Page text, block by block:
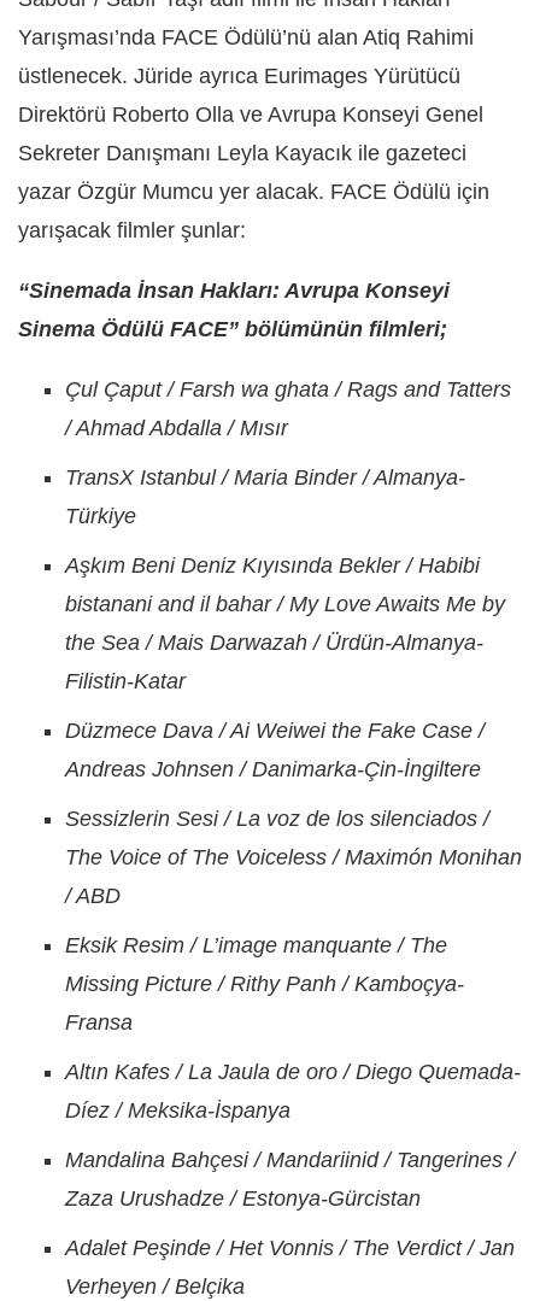
Yarışması’nda FACE Ödülü’nü alan Atiq Rahimi
üstlenecek. Jüride ayrıca Eurimages Yürütücü
Direktörü Roberto Olla ve Avrupa Konseyi Genel
Sekreter Danışmanı Leyla Kayacık ile gazeteci
yazar Özgür Mumcu yer alacak. FACE Ödülü için
yarışacak filmler şunlar:
“Sinemada İnsan Hakları: Avrupa Konseyi
Sinema Ödülü FACE” bölümünün filmleri;
Çul Çaput / Farsh wa ghata / Rags and Tatters
/ Ahmad Abdalla / Mısır
TransX Istanbul / Maria Binder / Almanya-
Türkiye
Aşkım Beni Deniz Kıyısında Bekler / Habibi
bistanani and il bahar / My Love Awaits Me by
the Sea / Mais Darwazah / Ürdün-Almanya-
Filistin-Katar
Düzmece Dava / Ai Weiwei the Fake Case /
Andreas Johnsen / Danimarka-Çin-İngiltere
Sessizlerin Sesi / La voz de los silenciados /
The Voice of The Voiceless / Maximón Monihan
/ ABD
Eksik Resim / L’image manquante / The
Missing Picture / Rithy Panh / Kamboçya-
Fransa
Altın Kafes / La Jaula de oro / Diego Quemada-
Díez / Meksika-İspanya
Mandalina Bahçesi / Mandariinid / Tangerines /
Zaza Urushadze / Estonya-Gürcistan
Adalet Peşinde / Het Vonnis / The Verdict / Jan
Verheyen / Belçika